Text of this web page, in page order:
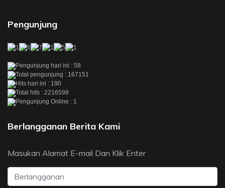
Pengunjung
Pengunjung hari ini : 58
Total pengunjung : 167151
Hits hari ini : 190
Total hits : 2216598
Pengunjung Online : 1
Berlangganan Berita Kami
Masukan Alamat E-mail Dan Klik Enter